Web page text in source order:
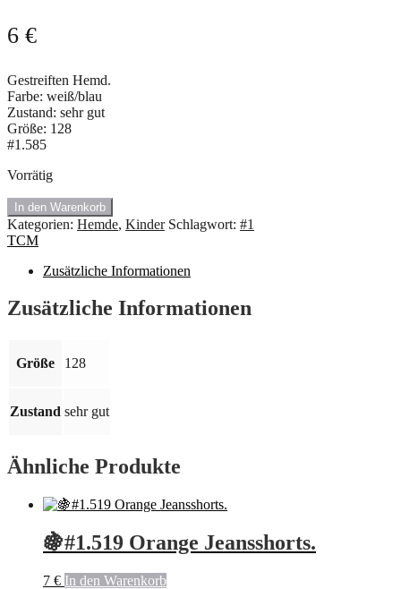
6 €
Gestreiften Hemd.
Farbe: weiß/blau
Zustand: sehr gut
Größe: 128
#1.585
Vorrätig
#1.585
Gestreiften
Hemd
TCM.
Menge
In den Warenkorb
Kategorien: Hemde, Kinder Schlagwort: #1
TCM
Zusätzliche Informationen
Zusätzliche Informationen
Größe 128
Zustand sehr gut
Ähnliche Produkte
🍇#1.519 Orange Jeansshorts.
7 € In den Warenkorb